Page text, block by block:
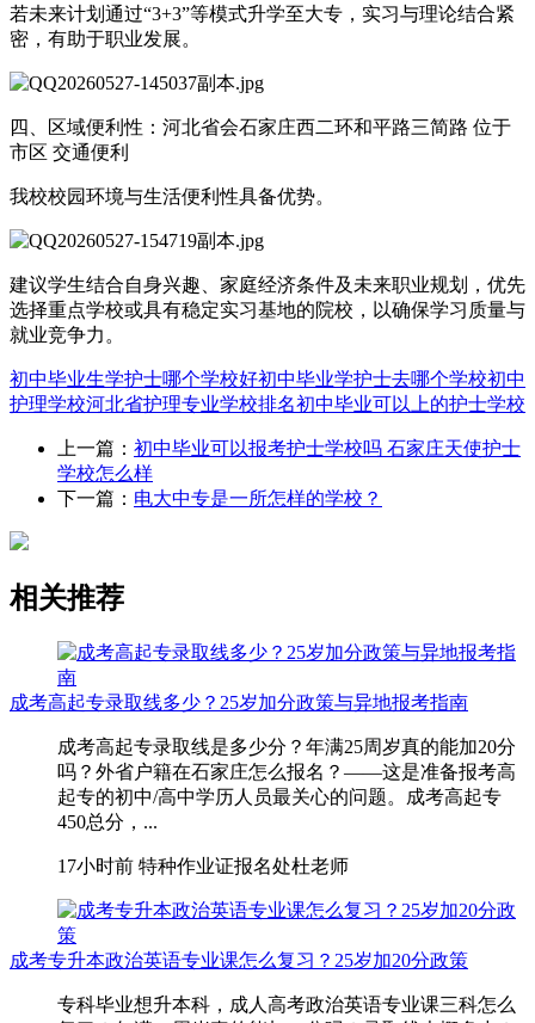
若未来计划通过“3+3”等模式升学至大专，实习与理论结合紧
密，有助于职业发展。
四、区域便利性：河北省会石家庄西二环和平路三简路 位于
市区 交通便利
我校校园环境与生活便利性具备优势。
建议学生结合自身兴趣、家庭经济条件及未来职业规划，优先
选择重点学校或具有稳定实习基地的院校，以确保学习质量与
就业竞争力。
初中毕业生学护士哪个学校好初中毕业学护士去哪个学校初中
护理学校河北省护理专业学校排名初中毕业可以上的护士学校
上一篇： 初中毕业可以报考护士学校吗 石家庄天使护士
学校怎么样
下一篇： 电大中专是一所怎样的学校？
相关推荐
成考高起专录取线多少？25岁加分政策与异地报考指南
成考高起专录取线是多少分？年满25周岁真的能加20分
吗？外省户籍在石家庄怎么报名？——这是准备报考高
起专的初中/高中学历人员最关心的问题。成考高起专
450总分，...
17小时前 特种作业证报名处杜老师
成考专升本政治英语专业课怎么复习？25岁加20分政策
专科毕业想升本科，成人高考政治英语专业课三科怎么